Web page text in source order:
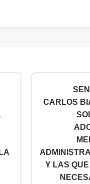
CARLOS
Y LAS